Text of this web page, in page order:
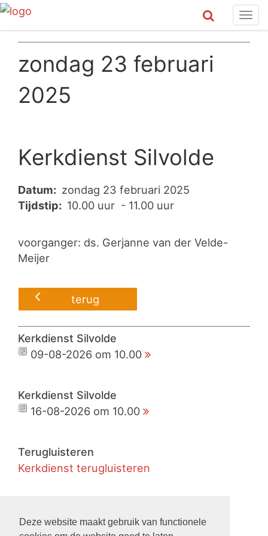
Deze website maakt gebruik van functionele
zondag 23 februari
2025
Kerkdienst Silvolde
Datum: zondag 23 februari 2025
Tijdstip: 10.00 uur - 11.00 uur
voorganger: ds. Gerjanne van der Velde-
Meijer
terug
Kerkdienst Silvolde
09-08-2026 om 10.00
Kerkdienst Silvolde
16-08-2026 om 10.00
Terugluisteren
Kerkdienst terugluisteren
Kerkdienst live meekijken